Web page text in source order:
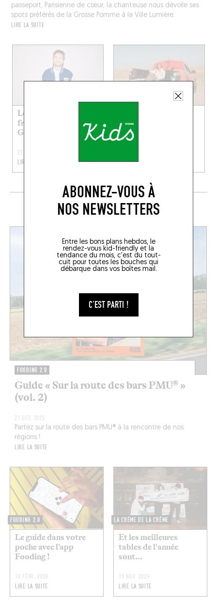
ABONNEZ-VOUS À
NOS NEWSLETTERS
Entre les bons plans hebdos, le
rendez-vous kid-friendly et la
tendance du mois, c'est du tout-
cuit pour toutes les bouches qui
débarque dans vos boîtes mail.
C'EST PARTI !
passeport, Parisienne de cœur, la chanteuse nous dévoile ses
spots préférés de la Grosse Pomme à la Ville Lumière.
LIRE LA SUITE
Les restos kid-
friendly préf’ de
Guigui Pop
27 JUIL. 2026
LIRE LA SUITE
Yasmine
LIRE LA SUITE
EN CE MOMENT SUR LE FOODING
FOODING 2.0
Guide « Sur la route des bars PMU® »
(vol. 2)
21 OCT. 2025
Partez sur la route des bars PMU® à la rencontre de nos
régions !
LIRE LA SUITE
FOODING 2.0
Le guide dans votre
poche avec l’app
Fooding !
10 FÉVR. 2026
LIRE LA SUITE
LA CRÈME DE LA CRÈME
Et les meilleures
tables de l'année
sont...
19 NOV. 2025
LIRE LA SUITE